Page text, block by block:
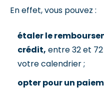
En effet, vous pouvez :
étaler le
crédit, entre 32 et
votre calendrier ;
opter pour un